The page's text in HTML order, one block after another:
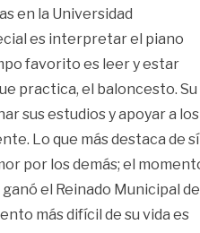
en la Universidad
es interpretar el piano
favorito es leer y estar
practica, el baloncesto. Su
sus estudios y apoyar a los
Lo que más destaca de sí
por los demás; el
el Reinado Municipal
más difícil de su vida es